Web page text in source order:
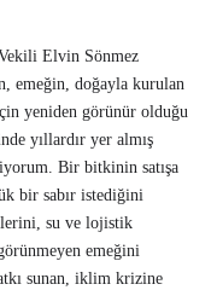
Elvin Sönmez
emeğin, doğayla kurulan
yeniden görünür olduğu
yıllardır yer almış
Bir bitkinin satışa
bir sabır istediğini
su ve lojistik
emeğini
sunan, iklim krizine